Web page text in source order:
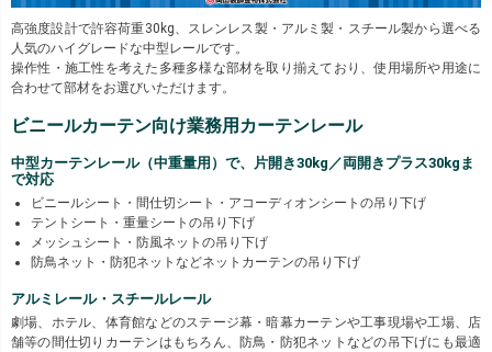
高強度設計で許容荷重30kg、スレンレス製・アルミ製・スチール製から選べる
人気のハイグレードな中型レールです。
操作性・施工性を考えた多種多様な部材を取り揃えており、使用場所や用途に
合わせて部材をお選びいただけます。
ビニールカーテン向け業務用カーテンレール
中型カーテンレール（中重量用）で、片開き30kg／両開きプラス30kgま
で対応
ビニールシート・間仕切シート・アコーディオンシートの吊り下げ
テントシート・重量シートの吊り下げ
メッシュシート・防風ネットの吊り下げ
防鳥ネット・防犯ネットなどネットカーテンの吊り下げ
アルミレール・スチールレール
劇場、ホテル、体育館などのステージ幕・暗幕カーテンや工事現場や工場、店
舗等の間仕切りカーテンはもちろん、防鳥・防犯ネットなどの吊下げにも最適